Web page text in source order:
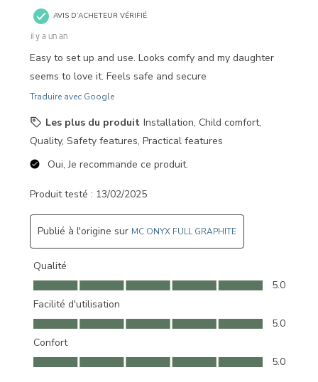
AVIS D’ACHETEUR VÉRIFIÉ
il y a un an
Easy to set up and use. Looks comfy and my daughter
seems to love it. Feels safe and secure
Traduire avec Google
Les plus du produit Installation, Child comfort,
Quality, Safety features, Practical features
Oui, Je recommande ce produit.
Produit testé : 13/02/2025
Publié à l'origine sur MC ONYX FULL GRAPHITE
Qualité
Qualité, 5.0 sur 5
5.0
Facilité d'utilisation
Facilité d'utilisation, 5.0 sur 5
5.0
Confort
Confort, 5.0 sur 5
5.0